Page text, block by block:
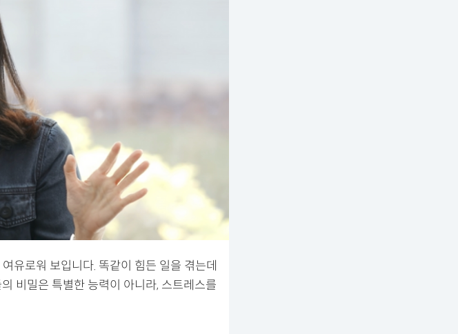
유로워 보입니다. 똑같이 힘든 일을 겪는데
비밀은 특별한 능력이 아니라, 스트레스를